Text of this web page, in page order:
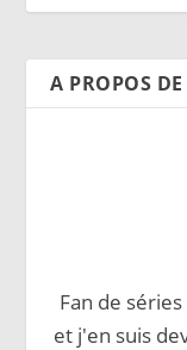
A PROPOS
Fan de
et j'en suis